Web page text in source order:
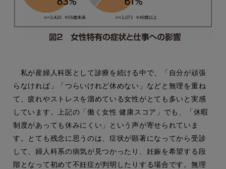
私が産婦人科医として診療を続ける中で、「自分が頑張
らなければ」「つらいけれど休めない」などと無理を重ね
て、疲れやストレスを溜めている女性がとても多いと実感
しています。上記の「働く女性 健康スコア」でも、「休暇
制度があっても休みにくい」という声が寄せられていま
す。とても残念に思うのは、症状が顕著になってから受診
して、婦人科系の病気が見つかったり、妊娠を希望する段
階となって初めて不妊症が判明したりする場合です。無理